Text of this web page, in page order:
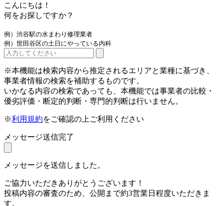
こんにちは！
何をお探しですか？
例）渋谷駅の水まわり修理業者
例）世田谷区の土日にやっている内科
※本機能は検索内容から推定されるエリアと業種に基づき、
事業者情報の検索を補助するものです。
いかなる内容の検索であっても、本機能では事業者の比較・
優劣評価・断定的判断・専門的判断は行いません。
※利用規約をご確認の上ご利用ください
メッセージ送信完了
メッセージを送信しました。
ご協力いただきありがとうございます！
投稿内容の審査のため、公開まで約3営業日程度いただきま
す。